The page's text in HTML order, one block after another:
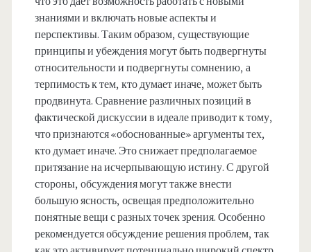
знаниями и включать новые аспекты и
перспективы. Таким образом, существующие
принципы и убеждения могут быть подвергнуты
относительности и подвергнуты сомнению, а
терпимость к тем, кто думает иначе, может быть
продвинута. Сравнение различных позиций в
фактической дискуссии в идеале приводит к тому,
что признаются «обоснованные» аргументы тех,
кто думает иначе. Это снижает предполагаемое
притязание на исчерпывающую истину. С другой
стороны, обсуждения могут также внести
большую ясность, освещая предположительно
понятные вещи с разных точек зрения. Особенно
рекомендуется обсуждение решения проблем, так